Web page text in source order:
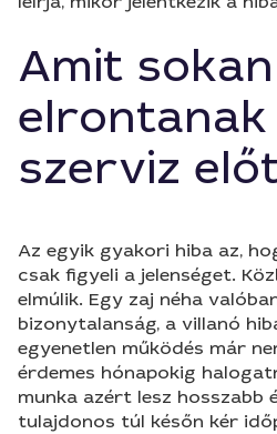
Amit sokan
szerviz
Az egyik gyakori hiba az,
csak figyeli a jelenséget.
elmúlik. Egy zaj néha
bizonytalanság, a villanó
egyenetlen működés már
érdemes hónapokig
munka azért lesz hosszabb
tulajdonos túl későn kér